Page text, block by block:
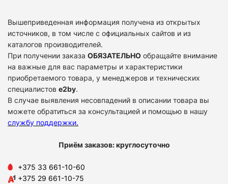
Вышеприведенная информация получена из открытых
источников, в том числе с официальных сайтов и из
каталогов производителей.
При получении заказа ОБЯЗАТЕЛЬНО обращайте внимание
на важные для вас параметры и характеристики
приобретаемого товара, у менеджеров и технических
специалистов e2by.
В случае выявления несовпадений в описании товара вы
можете обратиться за консультацией и помощью в нашу
службу поддержки.
Приём заказов: круглосуточно
+375 33 661-10-60
+375 29 661-10-75